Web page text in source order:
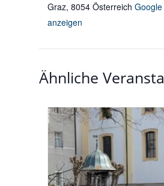
Graz, 8054 Österreich
anzeigen
Ähnliche